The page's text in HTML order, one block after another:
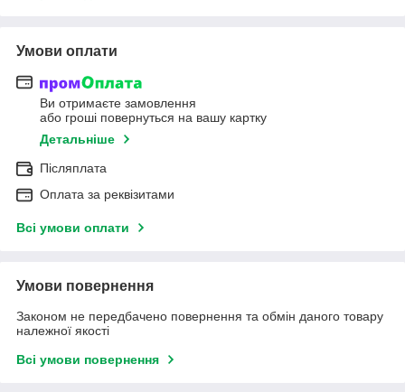
Умови оплати
Ви отримаєте замовлення
або гроші повернуться на вашу картку
Детальніше
Післяплата
Оплата за реквізитами
Всі умови оплати
Умови повернення
Законом не передбачено повернення та обмін даного товару
належної якості
Всі умови повернення